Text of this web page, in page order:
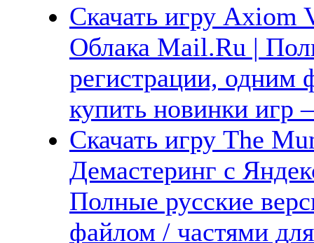
Скачать игру Axiom
Облака Mail.Ru |
регистрации, одним
купить новинки
Скачать игру The
Демастеринг с
Полные русские
файлом / частями